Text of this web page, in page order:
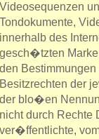
Videosequenzen
Tondokumente,
innerhalb des
gesch�tzten
den
Besitzrechten der
der blo�en
nicht durch
ver�ffentlichte,